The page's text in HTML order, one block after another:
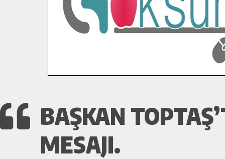
Bertiz’in Yeni Köprüsünde Sona Doğru.
BAŞKAN
MESAJI.